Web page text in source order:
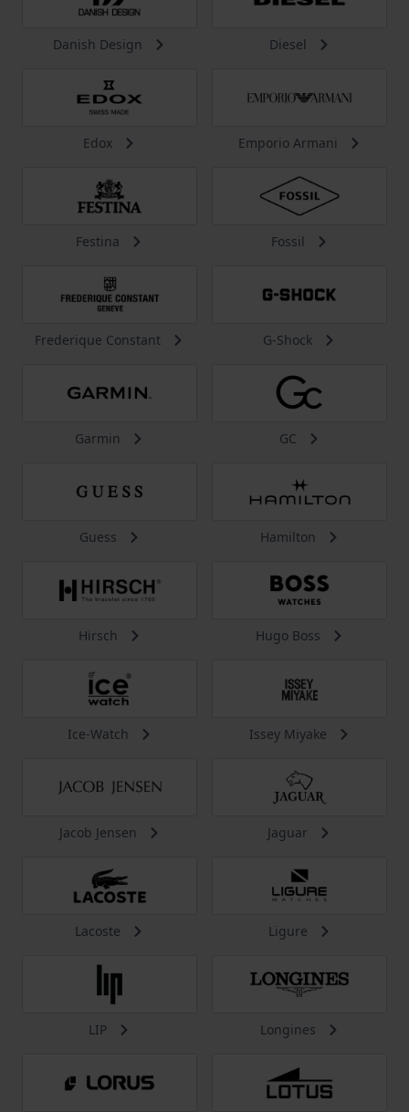
Danish Design Diesel
Edox Emporio Armani
Festina Fossil
Frederique Constant G-Shock
Garmin GC
Guess Hamilton
Hirsch Hugo Boss
Ice-Watch Issey Miyake
Jacob Jensen Jaguar
Lacoste Ligure
LIP Longines